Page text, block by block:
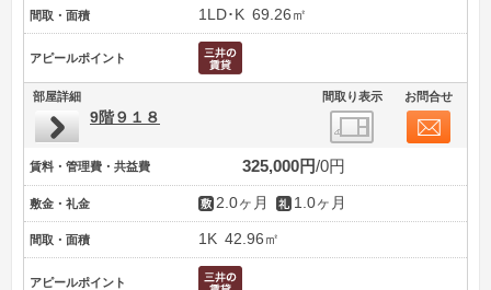
間取・面積 1LD･K 69.26㎡
アピールポイント
部屋詳細 間取り表示 お問合せ
9階９１８
賃料・管理費・共益費 325,000円 0円
敷金・礼金 2.0ヶ月 1.0ヶ月
間取・面積 1K 42.96㎡
アピールポイント